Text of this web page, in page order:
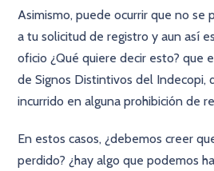
Asimismo, puede ocurrir que no se
a tu solicitud de registro y aun así
oficio ¿Qué quiere decir esto? que
de Signos Distintivos del Indecopi,
incurrido en alguna prohibición de
En estos casos, ¿debemos creer
perdido? ¿hay algo que podemos